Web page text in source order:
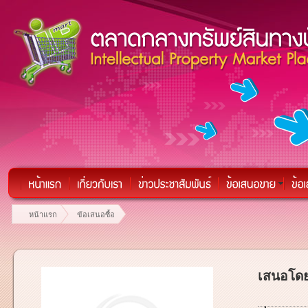
หน้าแรก ข้อเสนอซื้อ
เสนอโด